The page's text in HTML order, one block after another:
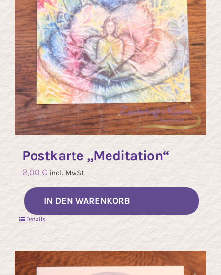
Postkarte „Meditation“
2,00 € incl. MwSt.
IN DEN WARENKORB
Details